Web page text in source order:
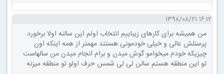
۱۶:۱۲ ۱۳۹۸/۰۸/۲۱
من همیشه برای کارهای زیباییم انتخاب اولم این سالنه اولا برخورد
پرسنلش عالی و خیلی خودمونی هستند مهمتر از همه اینکه اون
چیزیکه خودم میخوامو گوش میدن و برام انجام میدن من سالهاست
تو این منطقه هستم سالن لی لی شمس حرف اولو تو منطقه میزنه